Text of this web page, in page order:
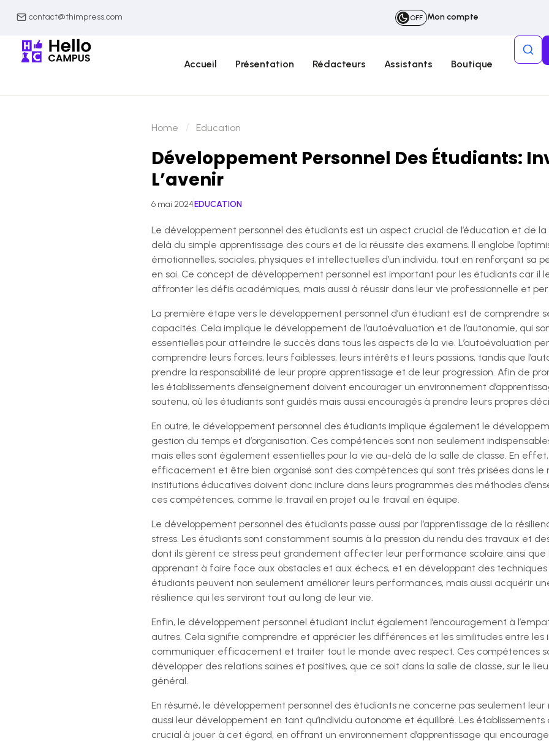
contact@thimpress.com OFF Mon compte
Accueil Présentation Rédacteurs Assistants Boutique
Home Education
Développement Personnel Des Étudiants:
L’avenir
6 mai 2024EDUCATION
Le développement personnel des étudiants est un aspect crucial de l’éducation et de
delà du simple apprentissage des cours et de la réussite des examens. Il englobe
émotionnelles, sociales, physiques et intellectuelles d’un individu, tout en renforçant sa
en soi. Ce concept de développement personnel est important pour les étudiants car il
affronter les défis académiques, mais aussi à réussir dans leur vie professionnelle et
La première étape vers le développement personnel d’un étudiant est de comprendre
capacités. Cela implique le développement de l’autoévaluation et de l’autonomie, qui
essentielles pour atteindre le succès dans tous les aspects de la vie. L’autoévaluation
comprendre leurs forces, leurs faiblesses, leurs intérêts et leurs passions, tandis que
prendre la responsabilité de leur propre apprentissage et de leur progression. Afin de
les établissements d’enseignement doivent encourager un environnement
soutenu, où les étudiants sont guidés mais aussi encouragés à prendre leurs propres
En outre, le développement personnel des étudiants implique également le
gestion du temps et d’organisation. Ces compétences sont non seulement
mais elles sont également essentielles pour la vie au-delà de la salle de classe. En
efficacement et être bien organisé sont des compétences qui sont très prisées dans le
institutions éducatives doivent donc inclure dans leurs programmes des méthodes
ces compétences, comme le travail en projet ou le travail en équipe.
Le développement personnel des étudiants passe aussi par l’apprentissage de la
stress. Les étudiants sont constamment soumis à la pression du rendu des travaux et
dont ils gèrent ce stress peut grandement affecter leur performance scolaire ainsi que
apprenant à faire face aux obstacles et aux échecs, et en développant des techniques
étudiants peuvent non seulement améliorer leurs performances, mais aussi acquérir
résilience qui les serviront tout au long de leur vie.
Enfin, le développement personnel étudiant inclut également l’encouragement à
autres. Cela signifie comprendre et apprécier les différences et les similitudes entre les
communiquer efficacement et traiter tout le monde avec respect. Ces compétences
développer des relations saines et positives, que ce soit dans la salle de classe, sur le
général.
En résumé, le développement personnel des étudiants ne concerne pas seulement
aussi leur développement en tant qu’individu autonome et équilibré. Les établissements
crucial à jouer à cet égard, en offrant un environnement d’apprentissage qui